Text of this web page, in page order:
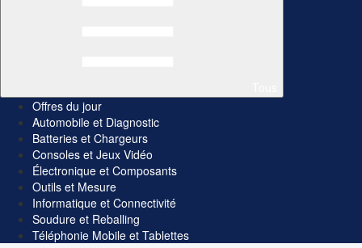
Offres du jour
Automobile et Diagnostic
Batteries et Chargeurs
Consoles et Jeux Vidéo
Électronique et Composants
Outils et Mesure
Informatique et Connectivité
Soudure et Reballing
Téléphonie Mobile et Tablettes